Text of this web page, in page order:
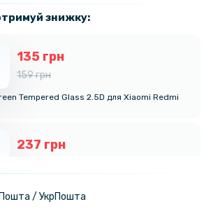
знижку:
135 грн
159 грн
Tempered Glass 2.5D для Xiaomi Redmi
237 грн
/ УкрПошта